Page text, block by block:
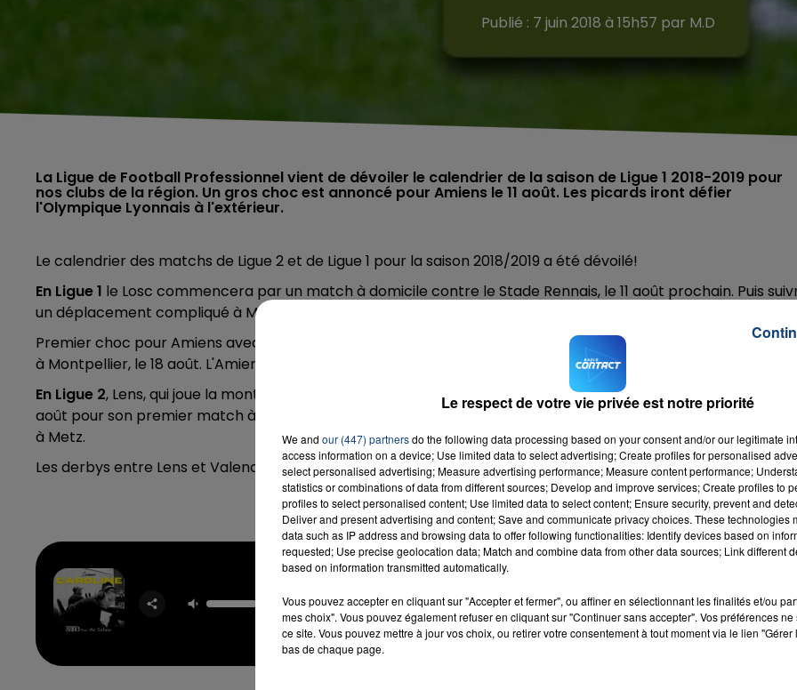
Publié : 7 juin 2018 à 15h57 par M.D
La Ligue de Football Professionnel vient de dévoiler le calendrier de la saison de Ligue 1 2018-2019 pour
nos clubs de la région. Un gros choc est annoncé pour Amiens le 11 août. Les picards iront défier
l'Olympique Lyonnais à l'extérieur.
Le calendrier des matchs de Ligue 2 et de Ligue 1 pour la saison 2018/2019 a été dévoilé!
En Ligue 1 le Losc commencera par un match à domicile contre le Stade Rennais, le 11 août prochain. Puis
un déplacement compliqué à Monaco
Premier choc pour Amiens avec un match à
Lyon le 11 août. Les Picards joueront ensuite à domicile face
à Montpellier, le 18 août. L'Amiens SC terminera sa saison ) Guingamp, le 25 mai.
En Ligue 2, Lens, qui joue la montée,
débutera à Orléans le vendredi 27 juillet avant de recevoir le Red Star 3
août pour son premier match à domicile
. Valenciennes jouera à domicile face à Auxerre avant de se déplacer
à Metz.
Les derbys entre Lens et Valenciennes sont programmés le 9 novembre, puis le 12 avril.
Caroline
ZAHO & MC
SOLAAR
RADIO CONTACT
Le respect de votre vie privée est notre priorité
We and our (447) partnersdo the following data processing based on your consent and/or our legitimate
access information on a device; Use limited data to select advertising; Create profiles for personalised
select personalised advertising; Measure advertising performance; Measure content performance;
statistics or combinations of data from different sources; Develop and improve services; Create profiles to
profiles to select personalised content; Use limited data to select content; Ensure security, prevent and
Deliver and present advertising and content; Save and communicate privacy choices. These technologies
data such as IP address and browsing data to offer following functionalities: Identify devices based on
requested; Use precise geolocation data; Match and combine data from other data sources; Link different
based on information transmitted automatically.
Vous pouvez accepter en cliquant sur "Accepter et fermer", ou affiner en sélectionnant les finalités et/ou
mes choix". Vous pouvez également refuser en cliquant sur "Continuer sans accepter". Vos préférences
ce site. Vous pouvez mettre à jour vos choix, ou retirer votre consentement à tout moment via le lien
bas de chaque page.